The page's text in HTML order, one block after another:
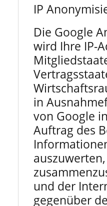
IP
Die Google
wird Ihre IP-
in
von Google
Auftrag des
und der
gegenüber